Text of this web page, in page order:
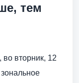
тем
вторник, 12